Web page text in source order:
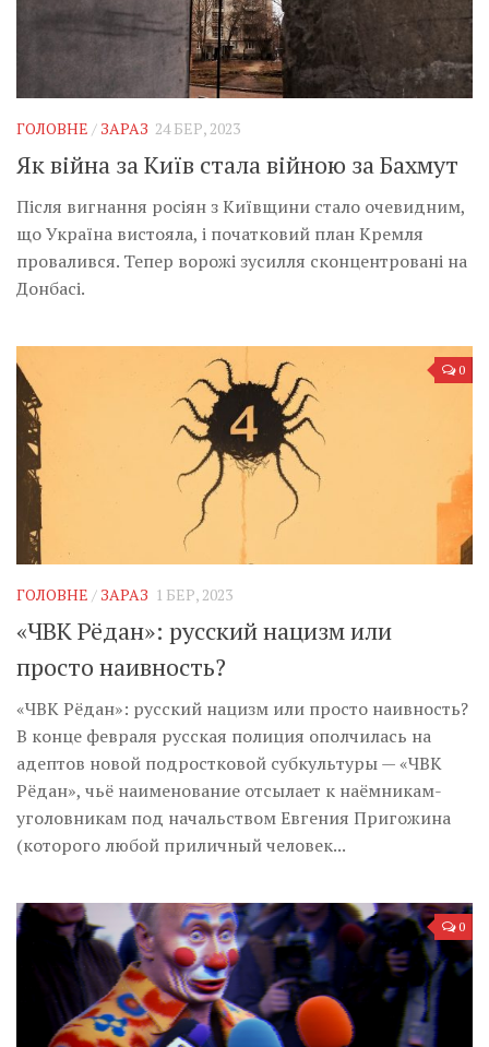
Візуальне
Головне
Цитати
Inter/antinational
ГОЛОВНЕ / ЗАРАЗ 24 БЕР, 2023
Як війна за Київ стала війною за Бахмут
Після вигнання росіян з Київщини стало очевидним,
що Україна вистояла, і початковий план Кремля
провалився. Тепер ворожі зусилля сконцентровані на
Донбасі.
0
ГОЛОВНЕ / ЗАРАЗ 1 БЕР, 2023
«ЧВК Рёдан»: русский нацизм или
просто наивность?
«ЧВК Рёдан»: русский нацизм или просто наивность?
В конце февраля русская полиция ополчилась на
адептов новой подростковой субкультуры — «ЧВК
Рёдан», чьё наименование отсылает к наёмникам-
уголовникам под начальством Евгения Пригожина
(которого любой приличный человек...
0